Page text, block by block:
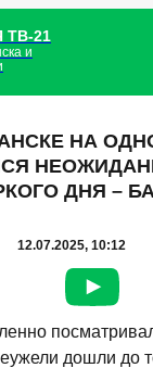
21
и
НА
ДНЯ –
12.07.2025, 10:12
дошли до